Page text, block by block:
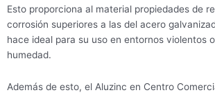
Esto proporciona al material propiedades de
corrosión superiores a las del acero
hace ideal para su uso en entornos violentos
humedad.
Además de esto, el Aluzinc en Centro